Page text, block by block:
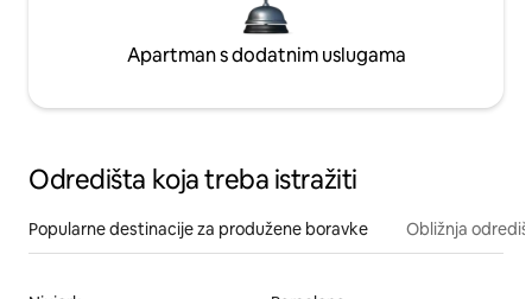
Apartman s dodatnim uslugama
Odredišta koja treba istražiti
Popularne destinacije za produžene boravke Obližnja